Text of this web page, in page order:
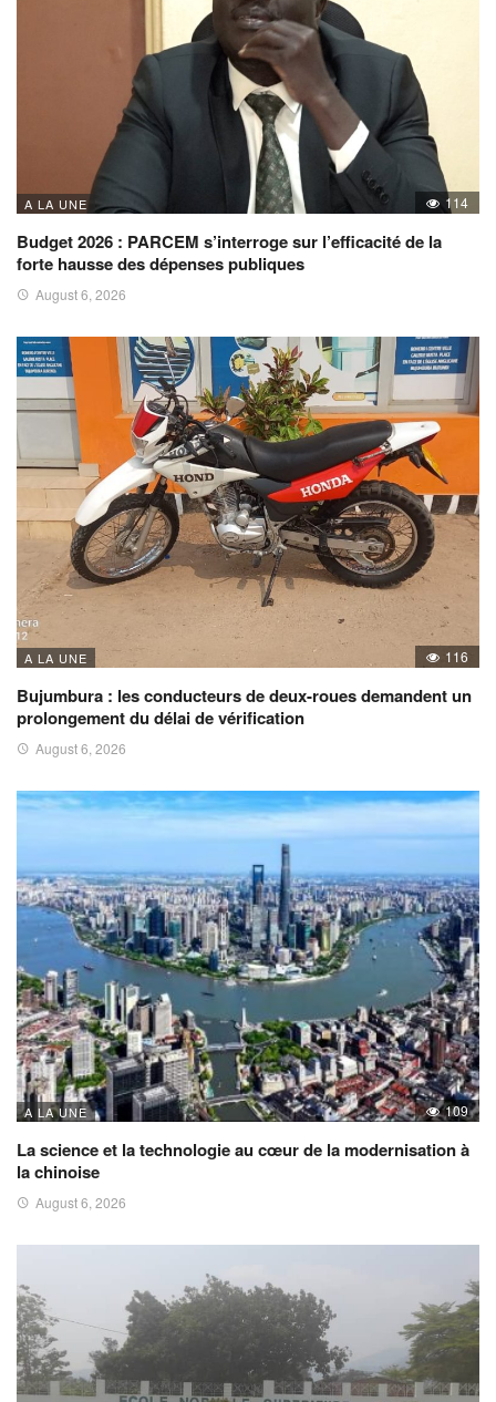
A LA UNE 114
Budget 2026 : PARCEM s’interroge sur l’efficacité de la
forte hausse des dépenses publiques
August 6, 2026
A LA UNE 116
Bujumbura : les conducteurs de deux-roues demandent un
prolongement du délai de vérification
August 6, 2026
A LA UNE 109
La science et la technologie au cœur de la modernisation à
la chinoise
August 6, 2026